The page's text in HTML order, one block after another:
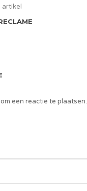
artikel
om een reactie te plaatsen.